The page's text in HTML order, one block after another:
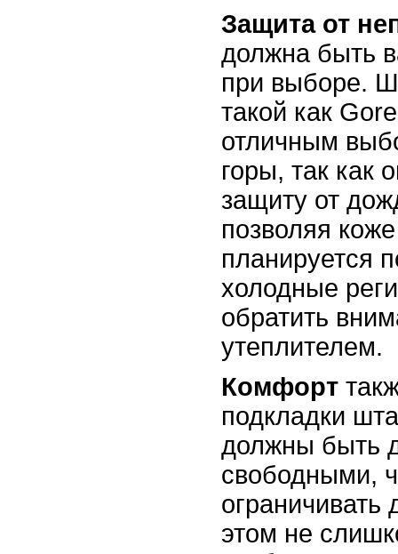
Защита от
должна быть
при выборе.
такой как
отличным
горы, так как
защиту от
позволяя
планируется
холодные
обратить
утеплителем.
Комфорт
подкладки
должны быть
свободными,
ограничивать
этом не